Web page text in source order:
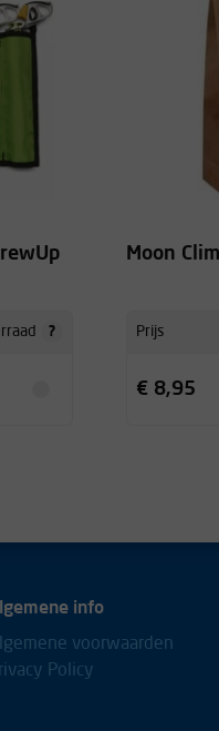
?
Moon
Prijs
€ 8,95
info
voorwaarden
Policy